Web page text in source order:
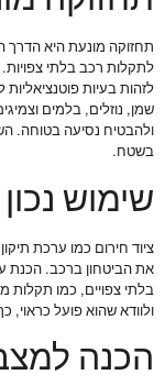
תחזוקה מונעת היא הדרך
לתקלות רכב בלתי
לזהות בעיות
שמן, נוזלים, בלמים
ולהבטיח נסיעה בטוחה.
בשטח.
שימוש
ציוד חירום כמו ערכת
את הביטחון ברכב. הכנת
בלתי צפויים, כמו תקלות
ולוודא שהוא פועל
הכנה